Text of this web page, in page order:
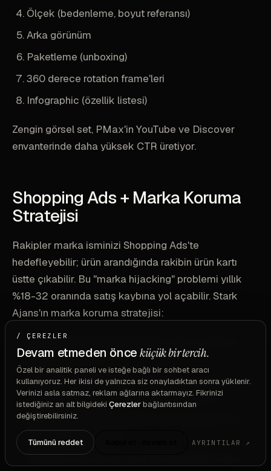
Ölçek (bedenleme, boyut referansı)
Arka görünüm
Paketleme (unboxing)
360 derece rotation frame'leri
Infographic (özellik listesi)
Zengin görsel set, PMax'in YouTube ve Discover
envanterinde daha yüksek CTR üretiyor.
Shopping Ads + Marka Koruma
Stratejisi
Rakipler marka isminizi Shopping Ads'te
hedefleyebilir; ürün arandığında rakibin ürün kartı
üstte çıkabilir. Bu "marka hijacking" problemi yıllık
%18-32 oranında satış kaybına yol açabilir. Stark
Ajans'ın marka koruma stratejisi:
Brand Search kampanyası:
yüksek bid (0.50-2 TL)
Shopping brand-specific:Marka isminizle
arama yapana özel Shopping kampanyası
Negatif keyword:
brand terimlerini çıkar
MonitorBacklinks veya BrandVerity:
/ ÇEREZLER
Devam etmeden önceküçük bir tercih.
Özel bir analitik paneli ve isteğe bağlı bir sohbet aracı
kullanıyoruz. Her ikisi de yalnızca siz onayladıktan sonra yüklenir.
Verinizi asla satmaz, reklam ağlarına aktarmayız. Fikrinizi
istediğiniz an alt bilgideki Çerezlerbağlantısından
değiştirebilirsiniz.
Tümünü reddet AYRINTILAR ↗